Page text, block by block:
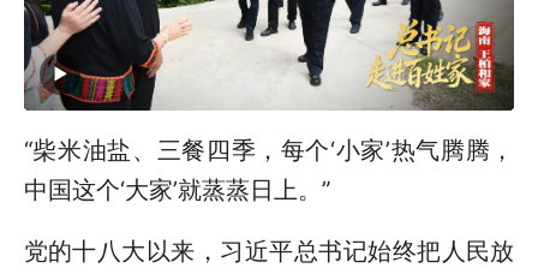
“柴米油盐、三餐四季，每个‘小家’热气腾腾，
中国这个‘大家’就蒸蒸日上。”
党的十八大以来，习近平总书记始终把人民放